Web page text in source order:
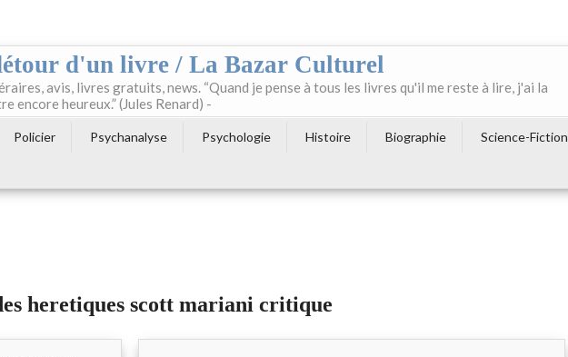
d'un livre / La Bazar Culturel
avis, livres gratuits, news. “Quand je pense à tous les livres qu'il me reste à lire, j'ai la
encore heureux.” (Jules Renard) -
Policier Psychanalyse Psychologie Histoire Biographie Science-Fiction
heretiques scott mariani critique